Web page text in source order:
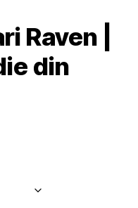
Raven |
din